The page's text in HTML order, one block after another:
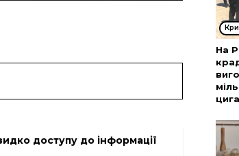
доступу до інформації
На